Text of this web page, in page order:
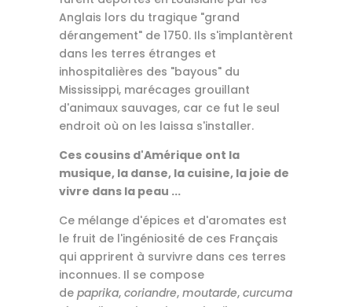
Anglais lors du tragique "grand
dérangement" de 1750. Ils s'implantèrent
dans les terres étranges et
inhospitalières des "bayous" du
Mississippi, marécages grouillant
d'animaux sauvages, car ce fut le seul
endroit où on les laissa s'installer.
Ces cousins d'Amérique ont la
musique, la danse, la cuisine, la joie de
vivre dans la peau ...
Ce mélange d'épices et d'aromates est
le fruit de l'ingéniosité de ces Français
qui apprirent à survivre dans ces terres
inconnues. Il se compose
de paprika, coriandre, moutarde, curcuma